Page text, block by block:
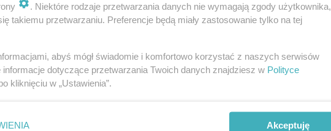
On Baggage
. Niektóre rodzaje przetwarzania danych nie wymagają zgody użytkownika,
takiemu przetwarzaniu. Preferencje będą miały zastosowanie tylko na tej
abyś mógł świadomie i komfortowo korzystać z naszych serwisów
informacje dotyczące przetwarzania Twoich danych znajdziesz w Polityce
kliknięciu w „Ustawienia”.
Akceptuję